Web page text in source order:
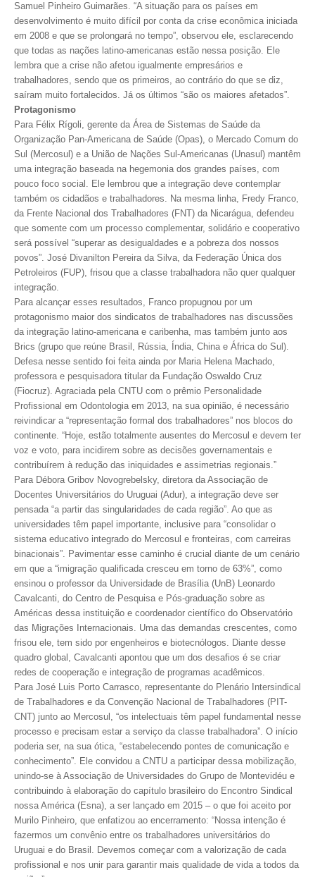
FIQUE POR DENTRO
OPORTUNIDADES
APRESENTAÇÃO
EMPREGO E ESTÁGIO
CARREIRA
AUTÔNOMOS E SERVIÇOS
NEWSLETTER
GUIA DAS ENGENHARIAS
CONTATO
CURSOS
ENGENHEIRO EMPREENDEDOR
SEESP EDUCAÇÃO
PLATAFORMAS GRATUITAS
BENEFÍCIOS
APOSENTADORIA
CONVÊNIOS
PLANO DE SAÚDE
CAMPANHAS SALARIAIS
COMUNICAÇÃO
PALAVRA DO MURILO
NOTÍCIAS
CONTEÚDO ESPECIAL
JORNAL DO ENGENHEIRO
AGENDA
SEESP NOTÍCIAS
NOTÍCIAS NO WHATSAPP
FOTOS
Samuel Pinheiro Guimarães. “A situação para os países em
desenvolvimento é muito difícil por conta da crise econômica iniciada
em 2008 e que se prolongará no tempo”, observou ele, esclarecendo
que todas as nações latino-americanas estão nessa posição. Ele
lembra que a crise não afetou igualmente empresários e
trabalhadores, sendo que os primeiros, ao contrário do que se diz,
saíram muito fortalecidos. Já os últimos “são os maiores afetados”.
Protagonismo
Para Félix Rígoli, gerente da Área de Sistemas de Saúde da
Organização Pan-Americana de Saúde (Opas), o Mercado Comum do
Sul (Mercosul) e a União de Nações Sul-Americanas (Unasul) mantêm
uma integração baseada na hegemonia dos grandes países, com
pouco foco social. Ele lembrou que a integração deve contemplar
também os cidadãos e trabalhadores. Na mesma linha, Fredy Franco,
da Frente Nacional dos Trabalhadores (FNT) da Nicarágua, defendeu
que somente com um processo complementar, solidário e cooperativo
será possível “superar as desigualdades e a pobreza dos nossos
povos”. José Divanilton Pereira da Silva, da Federação Única dos
Petroleiros (FUP), frisou que a classe trabalhadora não quer qualquer
integração.
Para alcançar esses resultados, Franco propugnou por um
protagonismo maior dos sindicatos de trabalhadores nas discussões
da integração latino-americana e caribenha, mas também junto aos
Brics (grupo que reúne Brasil, Rússia, Índia, China e África do Sul).
Defesa nesse sentido foi feita ainda por Maria Helena Machado,
professora e pesquisadora titular da Fundação Oswaldo Cruz
(Fiocruz). Agraciada pela CNTU com o prêmio Personalidade
Profissional em Odontologia em 2013, na sua opinião, é necessário
reivindicar a “representação formal dos trabalhadores” nos blocos do
continente. “Hoje, estão totalmente ausentes do Mercosul e devem ter
voz e voto, para incidirem sobre as decisões governamentais e
contribuírem à redução das iniquidades e assimetrias regionais.”
Para Débora Gribov Novogrebelsky, diretora da Associação de
Docentes Universitários do Uruguai (Adur), a integração deve ser
pensada “a partir das singularidades de cada região”. Ao que as
universidades têm papel importante, inclusive para “consolidar o
sistema educativo integrado do Mercosul e fronteiras, com carreiras
binacionais”. Pavimentar esse caminho é crucial diante de um cenário
em que a “imigração qualificada cresceu em torno de 63%”, como
ensinou o professor da Universidade de Brasília (UnB) Leonardo
Cavalcanti, do Centro de Pesquisa e Pós-graduação sobre as
Américas dessa instituição e coordenador científico do Observatório
das Migrações Internacionais. Uma das demandas crescentes, como
frisou ele, tem sido por engenheiros e biotecnólogos. Diante desse
quadro global, Cavalcanti apontou que um dos desafios é se criar
redes de cooperação e integração de programas acadêmicos.
Para José Luis Porto Carrasco, representante do Plenário Intersindical
de Trabalhadores e da Convenção Nacional de Trabalhadores (PIT-
CNT) junto ao Mercosul, “os intelectuais têm papel fundamental nesse
processo e precisam estar a serviço da classe trabalhadora”. O início
poderia ser, na sua ótica, “estabelecendo pontes de comunicação e
conhecimento”. Ele convidou a CNTU a participar dessa mobilização,
unindo-se à Associação de Universidades do Grupo de Montevidéu e
contribuindo à elaboração do capítulo brasileiro do Encontro Sindical
nossa América (Esna), a ser lançado em 2015 – o que foi aceito por
Murilo Pinheiro, que enfatizou ao encerramento: “Nossa intenção é
fazermos um convênio entre os trabalhadores universitários do
Uruguai e do Brasil. Devemos começar com a valorização de cada
profissional e nos unir para garantir mais qualidade de vida a todos da